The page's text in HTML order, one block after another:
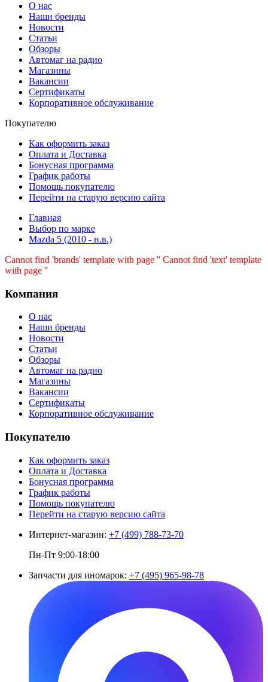
О нас
Наши бренды
Новости
Статьи
Обзоры
Автомаг на радио
Магазины
Вакансии
Сертификаты
Корпоративное обслуживание
Покупателю
Как оформить заказ
Оплата и Доставка
Бонусная программа
График работы
Помощь покупателю
Перейти на старую версию сайта
Главная
Выбор по марке
Mazda 5 (2010 - н.в.)
Cannot find 'brands' template with page '' Cannot find 'text' template
with page ''
Компания
О нас
Наши бренды
Новости
Статьи
Обзоры
Автомаг на радио
Магазины
Вакансии
Сертификаты
Корпоративное обслуживание
Покупателю
Как оформить заказ
Оплата и Доставка
Бонусная программа
График работы
Помощь покупателю
Перейти на старую версию сайта
Интернет-магазин: +7 (499) 788-73-70
Пн-Пт 9:00-18:00
Запчасти для иномарок: +7 (495) 965-98-78